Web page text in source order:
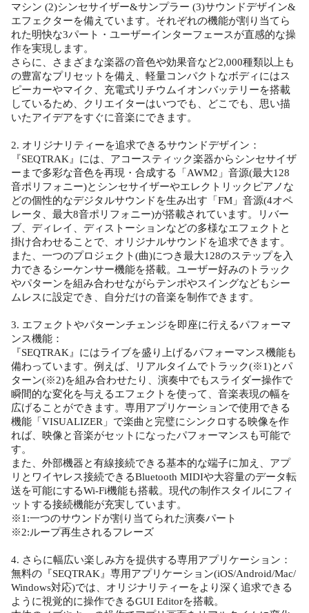
マシン (2)シンセサイザー&サンプラー (3)サウンドデザイン&
エフェクターを備えています。それぞれの機能が割り当てら
れた明快な3パート・ユーザーインターフェースが直感的な操
作を実現します。
さらに、さまざまな楽器の音色や効果音など2,000種類以上も
の豊富なプリセットを備え、軽量コンパクトなボディにはス
ピーカーやマイク、充電式リチウムイオンバッテリーを搭載
しているため、クリエイターはいつでも、どこでも、思い描
いたアイデアをすぐに音楽にできます。
2. オリジナリティーを追求できるサウンドデザイン：
『SEQTRAK』には、アコースティック楽器からシンセサイザ
ーまで多彩な音色を再現・合成する「AWM2」音源(最大128
音ポリフォニー)とシンセサイザーやエレクトリックピアノな
どの個性的なデジタルサウンドを生み出す「FM」音源(4オペ
レータ、最大8音ポリフォニー)が搭載されています。リバー
ブ、ディレイ、ディストーションなどの多様なエフェクトと
掛け合わせることで、オリジナルサウンドを追求できます。
また、一つのプロジェクト(曲)につき最大128のステップを入
力できるシーケンサー機能を搭載。ユーザー好みのトラック
やパターンを組み合わせながらテンポやスイングなどもシー
ムレスに設定でき、自分だけの音楽を制作できます。
3. エフェクトやパターンチェンジを即座に行えるパフォーマ
ンス機能：
『SEQTRAK』にはライブを盛り上げるパフォーマンス機能も
備わっています。例えば、リアルタイムでトラック(※1)とパ
ターン(※2)を組み合わせたり、演奏中でもスライダー操作で
瞬間的な変化を与えるエフェクトを使って、音楽表現の幅を
広げることができます。専用アプリケーションで使用できる
機能「VISUALIZER」で楽曲と完璧にシンクロする映像を作
れば、映像と音楽がセットになったパフォーマンスも可能で
す。
また、外部機器と有線接続できる基本的な端子に加え、アプ
リとワイヤレス接続できるBluetooth MIDIや大容量のデータ転
送を可能にするWi-Fi機能も搭載。現代の制作スタイルにフィ
ットする接続機能が充実しています。
※1:一つのサウンドが割り当てられた演奏パート
※2:ループ再生されるフレーズ
4. さらに幅広い楽しみ方を提供する専用アプリケーション：
無料の『SEQTRAK』専用アプリケーション(iOS/Android/Mac/
Windows対応)では、オリジナリティーをより深く追求できる
ように視覚的に操作できるGUI Editorを搭載。